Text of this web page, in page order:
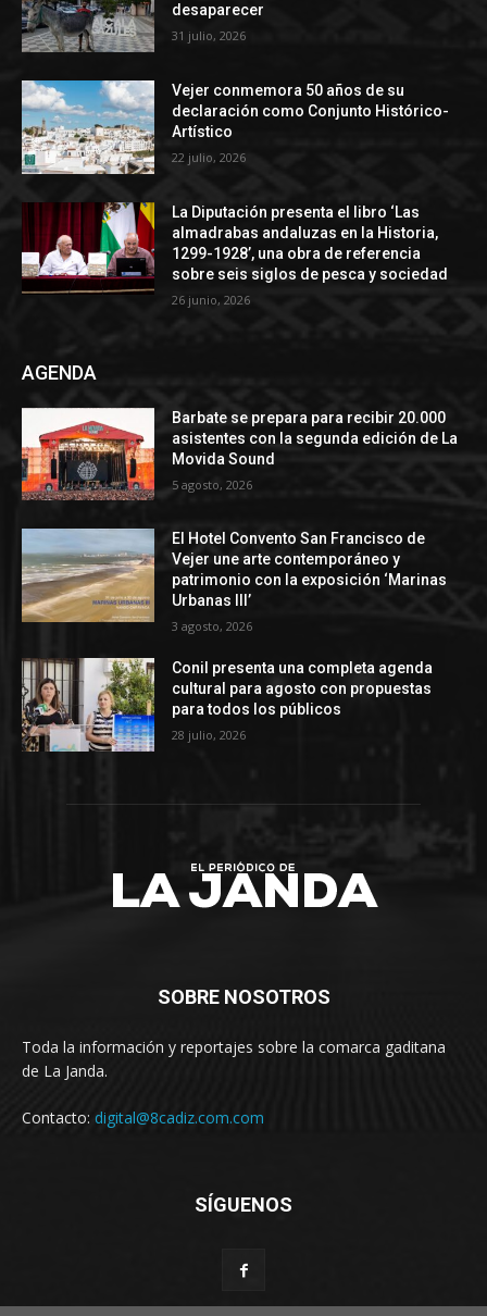
desaparecer
31 julio, 2026
Vejer conmemora 50 años de su
declaración como Conjunto Histórico-
Artístico
22 julio, 2026
La Diputación presenta el libro ‘Las
almadrabas andaluzas en la Historia,
1299-1928’, una obra de referencia
sobre seis siglos de pesca y sociedad
26 junio, 2026
AGENDA
Barbate se prepara para recibir 20.000
asistentes con la segunda edición de La
Movida Sound
5 agosto, 2026
El Hotel Convento San Francisco de
Vejer une arte contemporáneo y
patrimonio con la exposición ‘Marinas
Urbanas III’
3 agosto, 2026
Conil presenta una completa agenda
cultural para agosto con propuestas
para todos los públicos
28 julio, 2026
SOBRE NOSOTROS
Toda la información y reportajes sobre la comarca gaditana
de La Janda.
Contacto: digital@8cadiz.com.com
SÍGUENOS